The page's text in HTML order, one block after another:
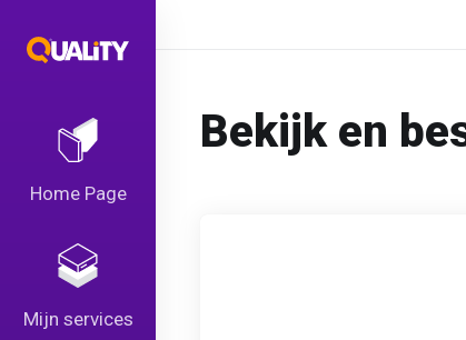
Home Page
Mijn services
Bekijk en